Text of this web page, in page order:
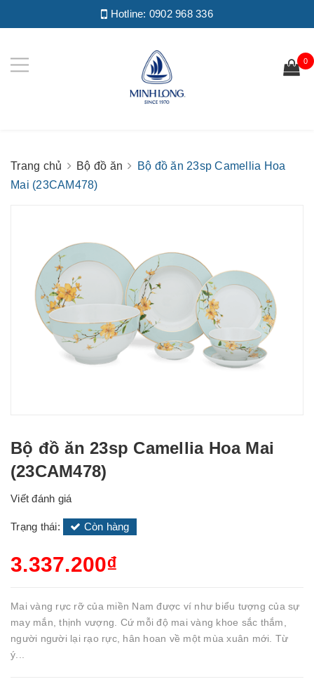
Hotline: 0902 968 336
0
Trang chủ Bộ đồ ăn
Bộ đồ ăn 23sp Camellia Hoa
Mai (23CAM478)
Bộ đồ ăn 23sp Camellia Hoa Mai
(23CAM478)
Viết đánh giá
Trạng thái: Còn hàng
3.337.200₫
Mai vàng rực rỡ của miền Nam được ví như biểu tượng của sự
may mắn, thịnh vượng. Cứ mỗi độ mai vàng khoe sắc thắm,
người người lại rạo rực, hân hoan về một mùa xuân mới. Từ
ý...